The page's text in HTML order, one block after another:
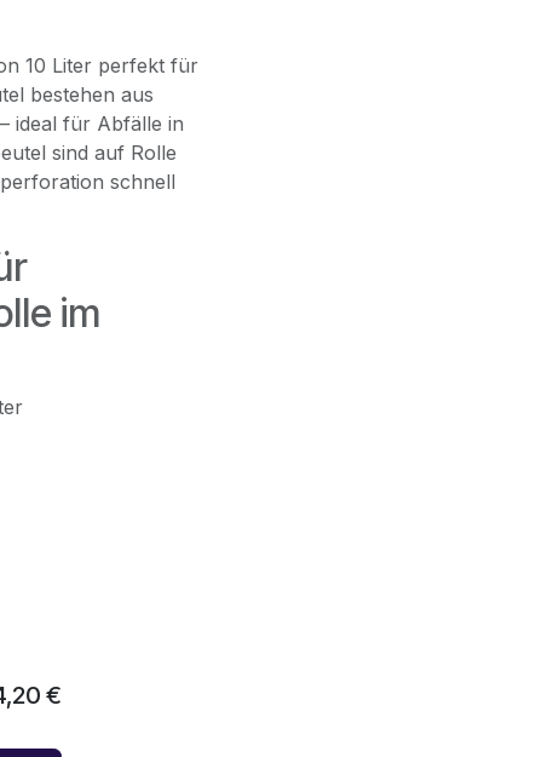
10 Liter perfekt für
bestehen aus
ideal für Abfälle in
sind auf Rolle
schnell
im
€